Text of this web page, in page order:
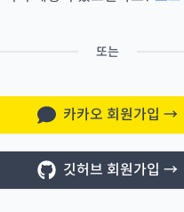
또는
카카오 회원가입 →
깃허브 회원가입 →